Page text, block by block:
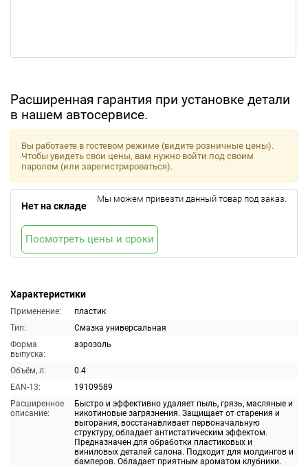
Расширенная гарантия при установке детали
в нашем автосервисе.
Характеристики
Применение:
пластик
Тип:
Смазка универсальная
Форма
выпуска:
аэрозоль
Объём, л:
0.4
EAN-13:
19109589
Расширенное
описание:
Быстро и эффективно удаляет пыль, грязь, масляные и
никотиновые загрязнения. Защищает от старения и
выгорания, восстанавливает первоначальную
структуру, обладает антистатическим эффектом.
Предназначен для обработки пластиковых и
виниловых деталей салона. Подходит для молдингов и
бамперов. Обладает приятным ароматом клубники.
Вы работаете в гостевом режиме (видите розничные цены).
Чтобы увидеть свои цены, вам нужно войти под своим
паролем (или зарегистрироваться).
Нет на складе
Мы можем привезти данный товар под заказ.
Посмотреть цены и сроки